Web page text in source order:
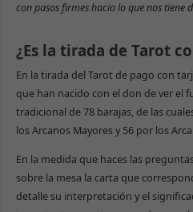
con pasos firmes hacia lo que nos tiene
¿Es la tirada de Tarot
En la tirada del Tarot de pago con
que han nacido con el don de ver el
tradicional de 78 barajas, de las
los Arcanos Mayores y 56 por los
En la medida que haces las
sobre la mesa la carta que
detalle su interpretación y el